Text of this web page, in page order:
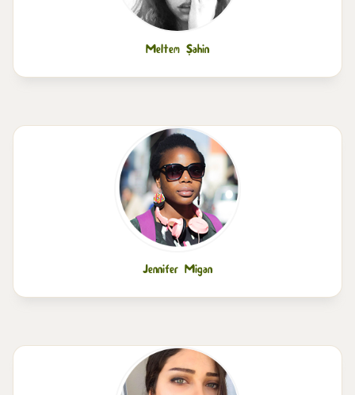
Meltem Şahin
Jennifer Migan